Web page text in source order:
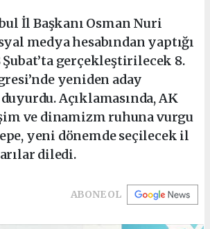
İl Başkanı Osman Nuri
medya hesabından yaptığı
gerçekleştirilecek 8.
yeniden aday
Açıklamasında, AK
ve dinamizm ruhuna vurgu
yeni dönemde seçilecek il
diledi.
ABONE OL